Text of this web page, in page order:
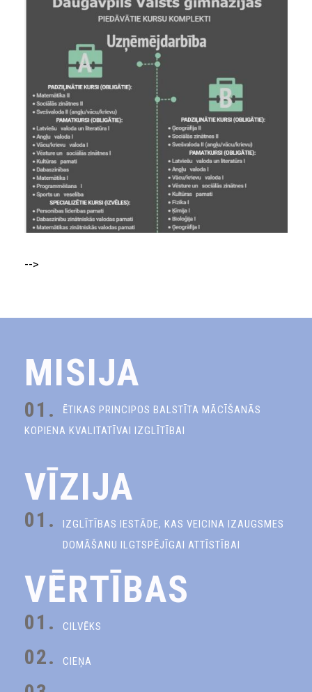
-->
MISIJA
01.
ĒTIKAS PRINCIPOS BALSTĪTA MĀCĪŠANĀS
KOPIENA KVALITATĪVAI IZGLĪTĪBAI
VĪZIJA
01.
IZGLĪTĪBAS IESTĀDE, KAS VEICINA IZAUGSMES
DOMĀŠANU ILGTSPĒJĪGAI ATTĪSTĪBAI
VĒRTĪBAS
01. CILVĒKS
02. CIEŅA